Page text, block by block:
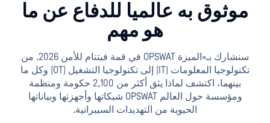
موثوق به عالميا للدفاع عن ما
هو مهم
سنشارك بـ«الميزة OPSWAT في قمة فيتنام للأمن 2026. من
تكنولوجيا المعلومات (IT) إلى تكنولوجيا التشغيل (OT) وكل ما
بينهما، اكتشف لماذا يثق أكثر من 2,100 حكومة ومنظمة
ومؤسسة حول العالم OPSWAT شبكاتها وأجهزتها وبياناتها
الحيوية من التهديدات السيبرانية.